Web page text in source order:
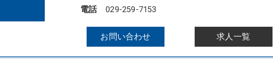
電話
029-259-7153
お問い合わせ 求人一覧